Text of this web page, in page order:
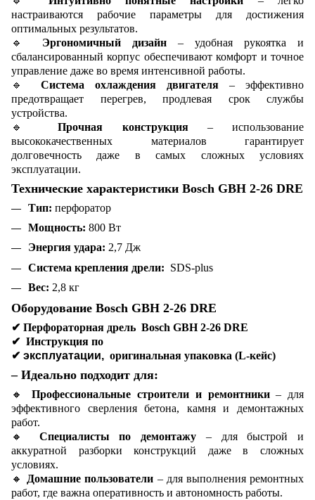
настраиваются рабочие параметры для достижения
оптимальных результатов.
🔹 Эргономичный дизайн – удобная рукоятка и
сбалансированный корпус обеспечивают комфорт и точное
управление даже во время интенсивной работы.
🔹 Система охлаждения двигателя – эффективно
предотвращает перегрев, продлевая срок службы
устройства.
🔹Прочная конструкция– использование
высококачественных материалов гарантирует
долговечность даже в самых сложных условиях
эксплуатации.
Технические характеристики Bosch GBH 2-26 DRE
Тип: перфоратор
Мощность: 800 Вт
Энергия удара: 2,7 Дж
Система крепления дрели: SDS-plus
Вес: 2,8 кг
Оборудование Bosch GBH 2-26 DRE
✔ Перфораторная дрель Bosch GBH 2-26 DRE
✔ Инструкция по
✔ эксплуатации, оригинальная упаковка (L-кейс)
– Идеально подходит для:
🔸Профессиональные строители и ремонтники– для
эффективного сверления бетона, камня и демонтажных
работ.
🔸 Специалисты по демонтажу – для быстрой и
аккуратной разборки конструкций даже в сложных
условиях.
🔸
Домашние пользователи – для выполнения ремонтных
работ, где важна оперативность и автономность работы.